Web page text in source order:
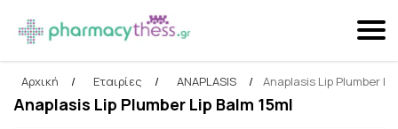
Αναζήτηση
Αρχική / Εταιρίες / ANAPLASIS / Anaplasis Lip Plumber
Anaplasis Lip Plumber Lip Balm 15ml